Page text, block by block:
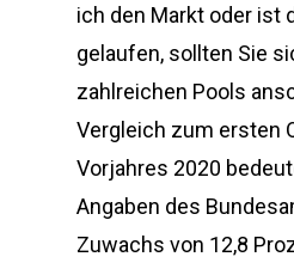
ich den Markt oder ist
gelaufen, sollten Sie
zahlreichen Pools
Vergleich zum ersten
Vorjahres 2020
Angaben des
Zuwachs von 12,8